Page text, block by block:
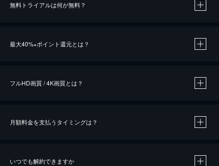
無料トライアルは何が無料？
最大40%※ポイント還元とは？
※40％ポイント還元の対象は、クレジットカード決済による作品の購入 / レンタルです。
iOSアプリのUコイン決済による作品の購入 / レンタルは、20％のポイント還元です。
フルHD画質 / 4K画質とは？
月額料金を支払うタイミングは？
いつでも解約できますか